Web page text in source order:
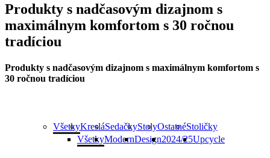
Produkty s nadčasovým dizajnom s
maximálnym komfortom s 30 ročnou
tradíciou
Produkty s nadčasovým dizajnom s maximálnym komfortom s
30 ročnou tradíciou
VšetkyKresláSedačkyStolyOstatnéStoličky
VšetkyModernDesign2024/25Upcycle